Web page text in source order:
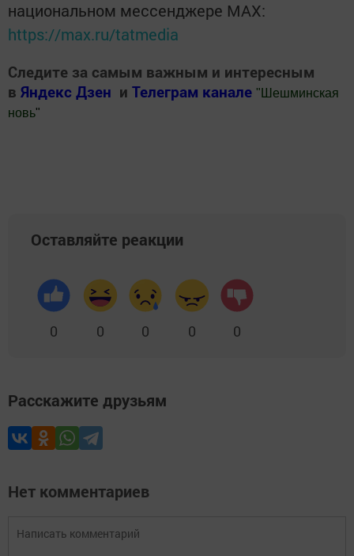
национальном мессенджере MАХ:
https://max.ru/tatmedia
Следите за самым важным и интересным
в Яндекс Дзен и Телеграм канале " Шешминская
новь"
Оставляйте реакции
0 0 0 0 0
Расскажите друзьям
Нет комментариев